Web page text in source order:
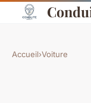
Accueil›Voiture